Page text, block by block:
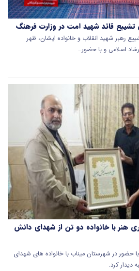
تشییع قائد شهید امت در وزارت فرهنگ
رهبر شهید انقلاب و خانواده ایشان، ظهر
اسلامی و با حضور…
هنر با خانواده دو تن از شهدای دانش
حضور در شهرستان میناب با خانواده های شهدای
دیدار کرد.